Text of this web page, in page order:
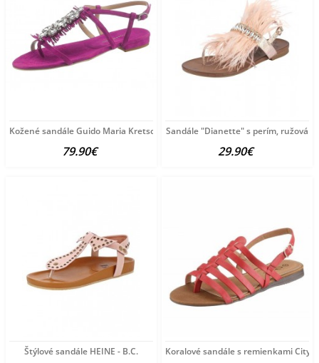
Kožené sandále Guido Maria Kretschmer, ružová
79.90€
Sandále "Dianette" s perím, ružová
29.90€
Štýlové sandále HEINE - B.C. Koralové sandále s remienkami City